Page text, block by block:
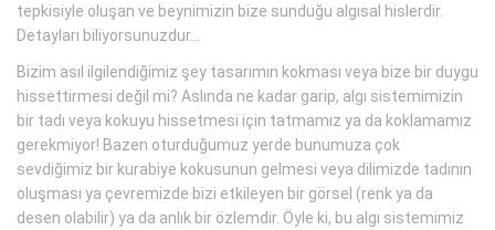
tepkisiyle oluşan ve beynimizin bize sunduğu algısal hislerdir.
Detayları biliyorsunuzdur...
Bizim asıl ilgilendiğimiz şey tasarımın kokması veya bize bir duygu
hissettirmesi değil mi? Aslında ne kadar garip, algı sistemimizin
bir tadı veya kokuyu hissetmesi için tatmamız ya da koklamamız
gerekmiyor! Bazen oturduğumuz yerde bunumuza çok
sevdiğimiz bir kurabiye kokusunun gelmesi veya dilimizde tadının
oluşması ya çevremizde bizi etkileyen bir görsel (renk ya da
desen olabilir) ya da anlık bir özlemdir. Öyle ki, bu algı sistemimiz